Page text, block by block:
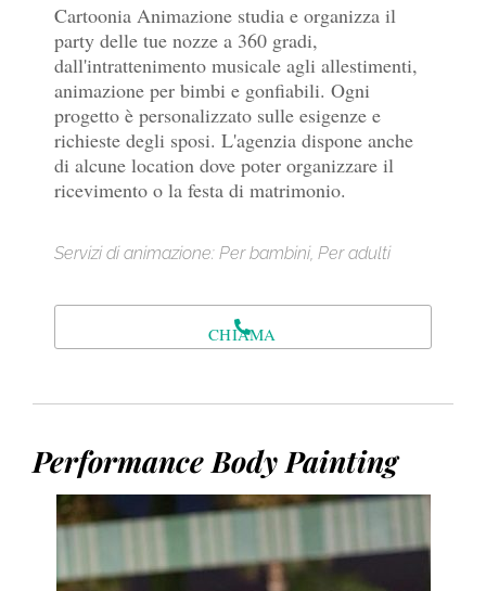
Cartoonia Animazione studia e organizza il
party delle tue nozze a 360 gradi,
dall'intrattenimento musicale agli allestimenti,
animazione per bimbi e gonfiabili. Ogni
progetto è personalizzato sulle esigenze e
richieste degli sposi. L'agenzia dispone anche
di alcune location dove poter organizzare il
ricevimento o la festa di matrimonio.
Servizi di animazione: Per bambini, Per adulti
CHIAMA
Performance Body Painting